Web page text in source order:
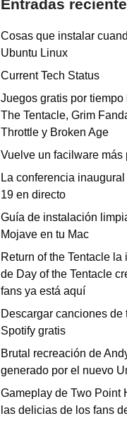
Entradas
Cosas que instalar
Ubuntu Linux
Current Tech Status
Juegos gratis por
The Tentacle, Grim
Throttle y Broken Age
Vuelve un facilware más
La conferencia
19 en directo
Guía de instalación
Mojave en tu Mac
Return of the Tentacle
de Day of the Tentacle
fans ya está aquí
Descargar canciones de
Spotify gratis
Brutal recreación de
generado por el nuevo
Gameplay de Two Point
las delicias de los fans